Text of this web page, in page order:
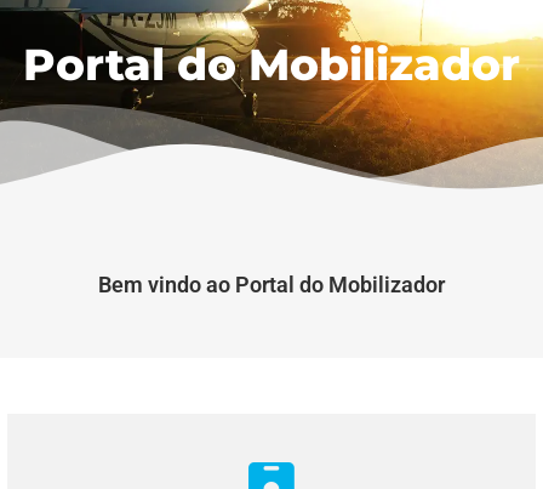
Portal do Mobilizador
Bem vindo ao Portal do Mobilizador